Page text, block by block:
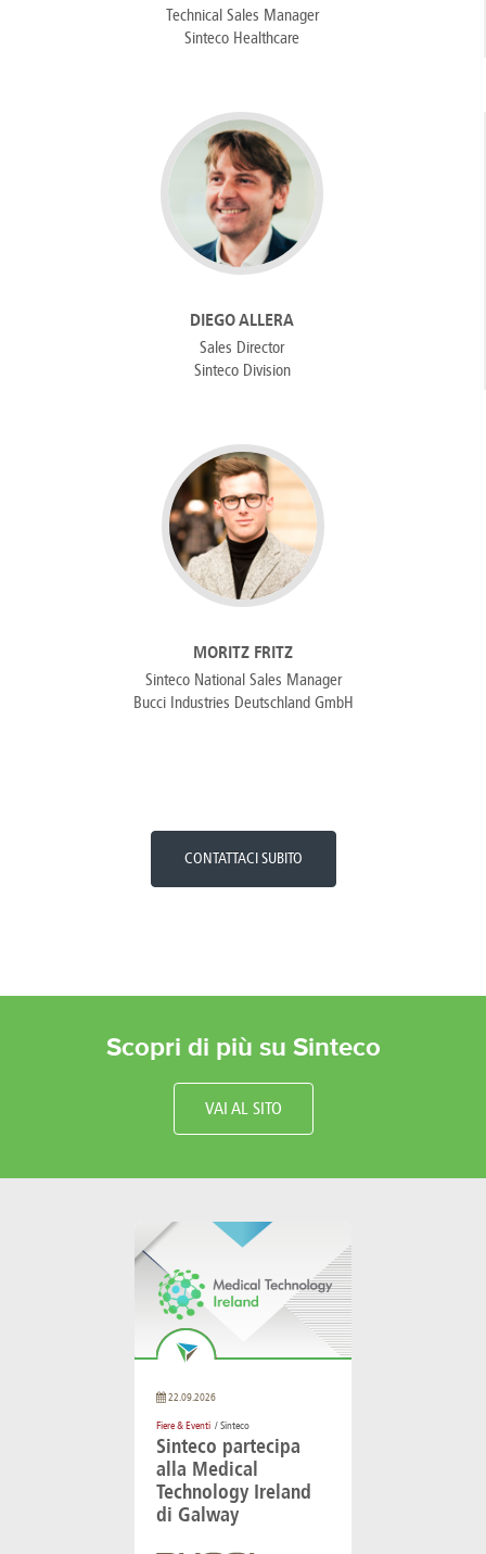
Technical Sales Manager
Sinteco Healthcare
DIEGO ALLERA
Sales Director
Sinteco Division
MORITZ FRITZ
Sinteco National Sales Manager
Bucci Industries Deutschland GmbH
CONTATTACI SUBITO
Scopri di più su Sinteco
VAI AL SITO
22.09.2026
Fiere & Eventi / Sinteco
Sinteco partecipa
alla Medical
Technology Ireland
di Galway